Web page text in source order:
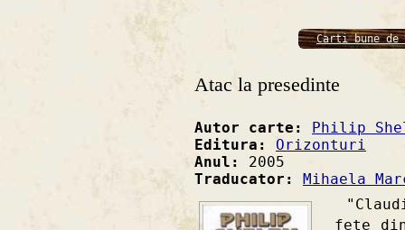
Carti bune
Atac la presedinte
Autor carte: Philip
Editura: Orizonturi
Anul: 2005
Traducator: Mihaela
feţe